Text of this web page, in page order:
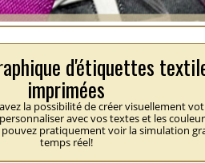
d'étiquettes
imprimées
la possibilité de créer visuellement
avec vos textes et les
pratiquement voir la simulation
temps réel!